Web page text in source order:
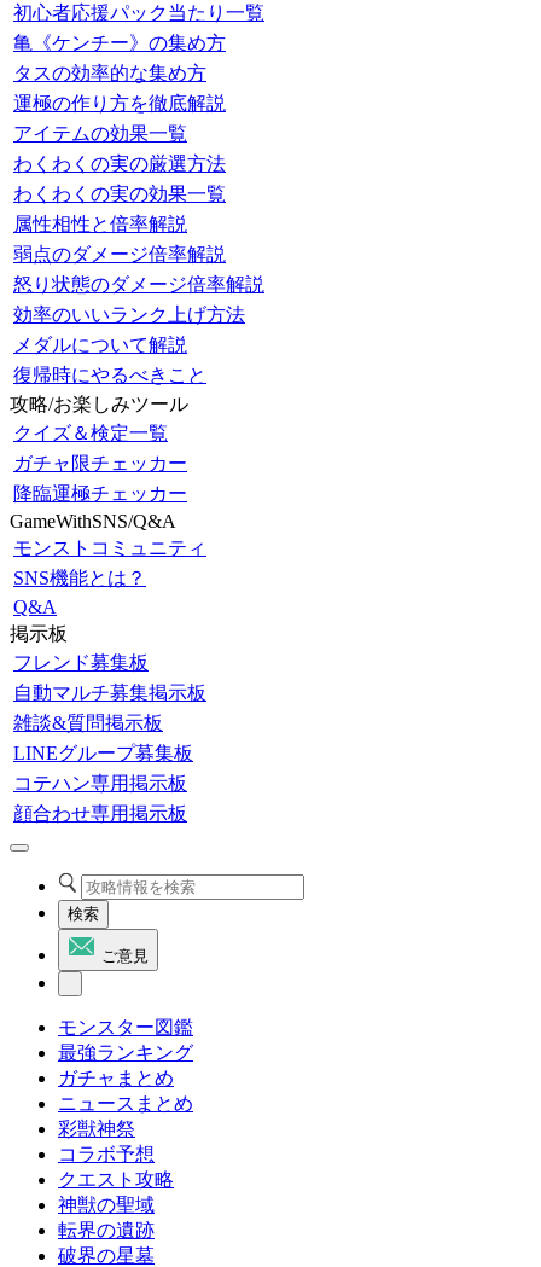
初心者応援パック当たり一覧
亀《ケンチー》の集め方
タスの効率的な集め方
運極の作り方を徹底解説
アイテムの効果一覧
わくわくの実の厳選方法
わくわくの実の効果一覧
属性相性と倍率解説
弱点のダメージ倍率解説
怒り状態のダメージ倍率解説
効率のいいランク上げ方法
メダルについて解説
復帰時にやるべきこと
攻略/お楽しみツール
クイズ＆検定一覧
ガチャ限チェッカー
降臨運極チェッカー
GameWithSNS/Q&A
モンストコミュニティ
SNS機能とは？
Q&A
掲示板
フレンド募集板
自動マルチ募集掲示板
雑談&質問掲示板
LINEグループ募集板
コテハン専用掲示板
顔合わせ専用掲示板
検索
ご意見
モンスター図鑑
最強ランキング
ガチャまとめ
ニュースまとめ
彩獣神祭
コラボ予想
クエスト攻略
神獣の聖域
転界の遺跡
破界の星墓